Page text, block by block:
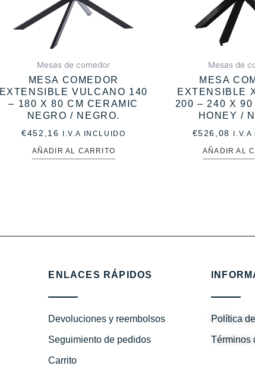
Mesas de comedor
MESA COMEDOR
EXTENSIBLE VULCANO 140
– 180 X 80 CM CERAMIC
NEGRO / NEGRO.
€452,16 I.V.A INCLUIDO
AÑADIR AL CARRITO
Mesas de
MESA
EXTENSIBLE
200 – 240 X 90
HONEY /
€526,08
AÑADIR AL
ENLACES RÁPIDOS
Devoluciones y reembolsos
Seguimiento de pedidos
Carrito
Política
Términos